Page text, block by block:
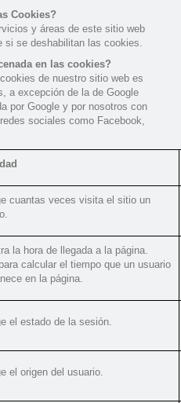
Cookies?
y áreas de este sitio web
si se deshabilitan las cookies.
en las cookies?
de nuestro sitio web es
a excepción de la de Google
por Google y por nosotros con
sociales como Facebook,
cuantas veces visita el sitio un
la hora de llegada a la página.
calcular el tiempo que un usuario
en la página.
el estado de la sesión.
el origen del usuario.